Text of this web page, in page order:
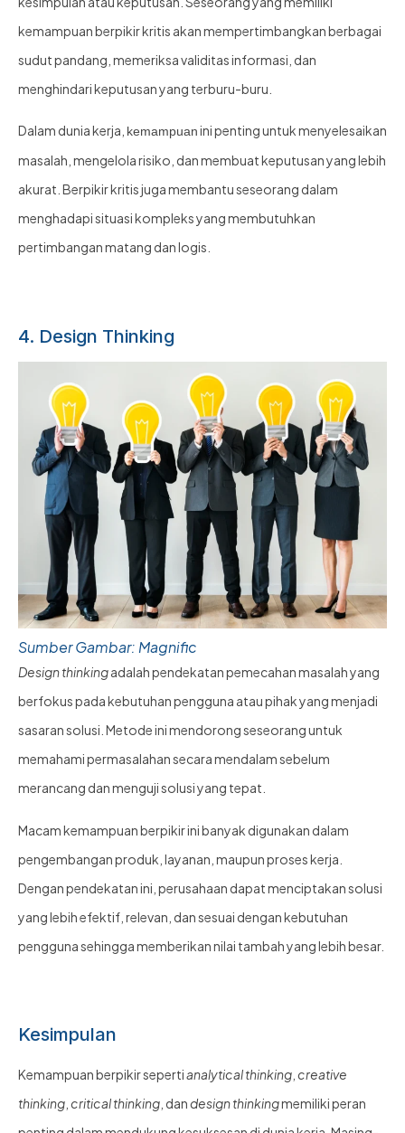
kemampuan berpikir kritis akan mempertimbangkan berbagai
sudut pandang, memeriksa validitas informasi, dan
menghindari keputusan yang terburu-buru.
Dalam dunia kerja, kemampuanini penting untuk menyelesaikan
masalah, mengelola risiko, dan membuat keputusan yang lebih
akurat. Berpikir kritis juga membantu seseorang dalam
menghadapi situasi kompleks yang membutuhkan
pertimbangan matang dan logis.
4. Design Thinking
Sumber Gambar: Magnific
Design thinkingadalah pendekatan pemecahan masalah yang
berfokus pada kebutuhan pengguna atau pihak yang menjadi
sasaran solusi. Metode ini mendorong seseorang untuk
memahami permasalahan secara mendalam sebelum
merancang dan menguji solusi yang tepat.
Macam kemampuan berpikir ini banyak digunakan dalam
pengembangan produk, layanan, maupun proses kerja.
Dengan pendekatan ini, perusahaan dapat menciptakan solusi
yang lebih efektif, relevan, dan sesuai dengan kebutuhan
pengguna sehingga memberikan nilai tambah yang lebih besar.
Kesimpulan
Kemampuan berpikir sepertianalytical thinking creative
thinking critical thinking , dandesign thinkingmemiliki peran